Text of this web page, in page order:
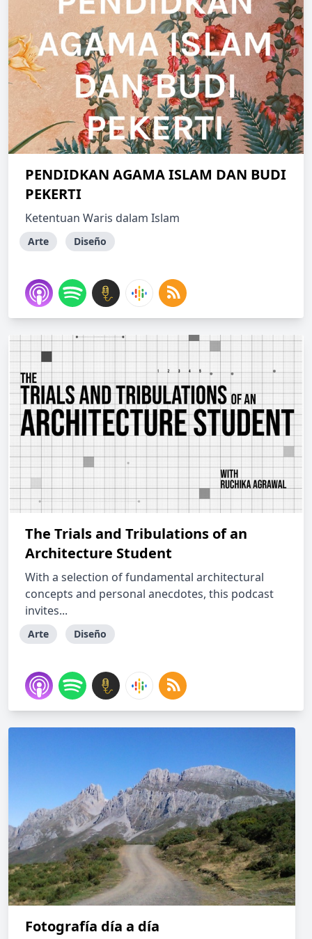
PENDIDKAN AGAMA ISLAM DAN BUDI
PEKERTI
Ketentuan Waris dalam Islam
Arte Diseño
The Trials and Tribulations of an
Architecture Student
With a selection of fundamental architectural
concepts and personal anecdotes, this podcast
invites...
Arte Diseño
Fotografía día a día